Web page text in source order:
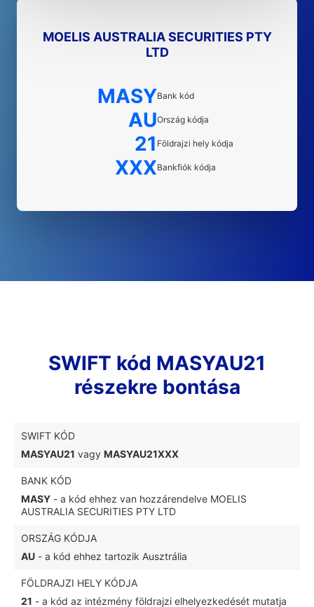
MOELIS AUSTRALIA SECURITIES PTY
LTD
MASYBank kód
AUOrszág kódja
21 Földrajzi hely kódja
XXXBankfiók kódja
SWIFT kód MASYAU21
részekre bontása
SWIFT KÓD
MASYAU21 vagy MASYAU21XXX
BANK KÓD
MASY - a kód ehhez van hozzárendelve MOELIS
AUSTRALIA SECURITIES PTY LTD
ORSZÁG KÓDJA
AU - a kód ehhez tartozik Ausztrália
FÖLDRAJZI HELY KÓDJA
21 - a kód az intézmény földrajzi elhelyezkedését mutatja